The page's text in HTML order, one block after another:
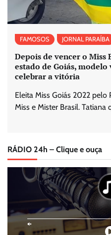
FAMOSOS JORNAL PARAÍBA
Depois de vencer o Miss
estado de Goiás,
celebrar a vitória
Eleita Miss Goiás 2022
Miss e Mister Brasil. Tatiana
RÁDIO 24h – Clique e ouça